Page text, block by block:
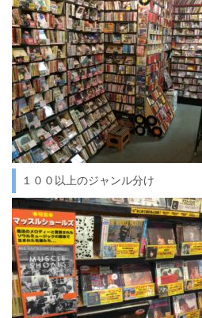
１００以上のジャンル分け